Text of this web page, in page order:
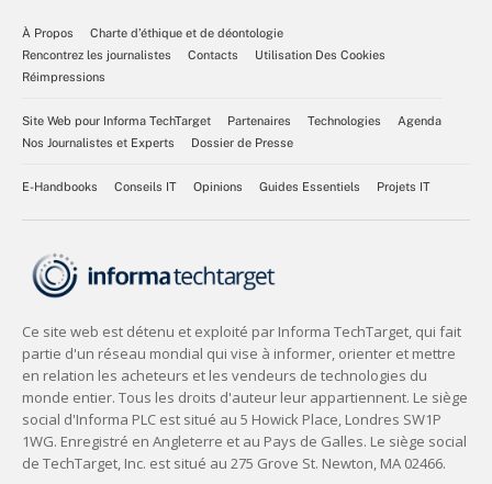
À Propos
Charte d’éthique et de déontologie
Rencontrez les journalistes
Contacts
Utilisation Des Cookies
Réimpressions
Site Web pour Informa TechTarget Partenaires Technologies
Agenda
Nos Journalistes et Experts
Dossier de Presse
E-Handbooks Conseils IT Opinions Guides Essentiels Projets IT